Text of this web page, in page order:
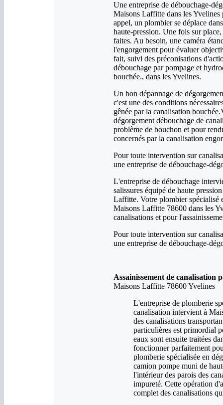
Une entreprise de débouchage-
Maisons Laffitte dans les
appel, un plombier se déplace
haute-pression. Une fois sur
faites. Au besoin, une caméra
l'engorgement pour évaluer
fait, suivi des préconisations
débouchage par pompage et
bouchée., dans les Yvelines.
Un bon dépannage de
c'est une des conditions
gênée par la canalisation
dégorgement débouchage de
problème de bouchon et pour
concernés par la canalisation
Pour toute intervention sur
une entreprise de débouchage-
L'entreprise de débouchage
salissures équipé de haute
Laffitte. Votre plombier spécialisé
Maisons Laffitte 78600 dans les
canalisations et pour
Pour toute intervention sur
une entreprise de débouchage-
Assainissement de canalisation
Maisons Laffitte 78600 Yvelines
L'entreprise de plomberie
canalisation intervient à
des canalisations
particulières est primordial
eaux sont ensuite traitées
fonctionner parfaitement
plomberie spécialisée en
camion pompe muni de
l'intérieur des parois des
impureté. Cette opération
complet des canalisations